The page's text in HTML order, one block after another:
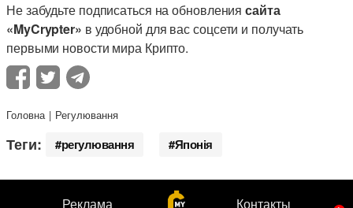
Не забудьте подписаться на обновлениясайта
«MyCrypter» в удобной для вас соцсети и получать
первыми новости мира Крипто.
Головна Регулювання
Теги: регулювання Японія
Реклама Контакты